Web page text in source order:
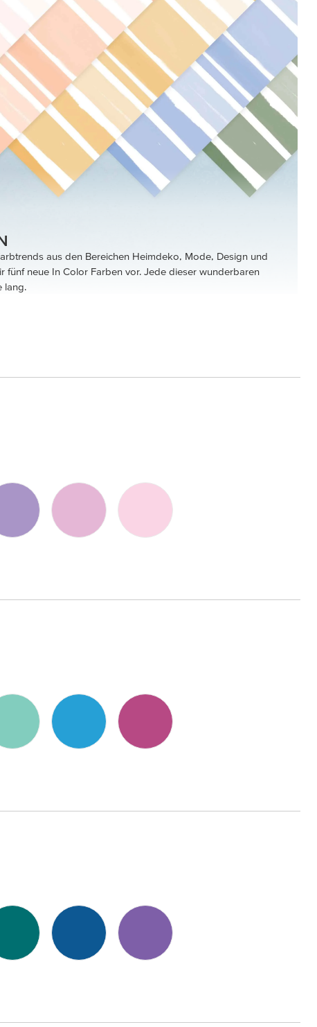
aus den Bereichen Heimdeko, Mode, Design und
fünf neue In Color Farben vor. Jede dieser wunderbaren
lang.